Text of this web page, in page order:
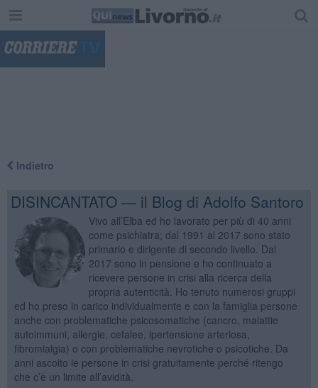
Indietro
DISINCANTATO — il Blog di Adolfo Santoro
Vivo all’Elba ed ho lavorato per più di 40 anni
come psichiatra; dal 1991 al 2017 sono stato
primario e dirigente di secondo livello. Dal
2017 sono in pensione e ho continuato a
ricevere persone in crisi alla ricerca della
propria autenticità. Ho tenuto numerosi gruppi
ed ho preso in carico individualmente e con la famiglia persone
anche con problematiche psicosomatiche (cancro, malattie
autoimmuni, allergie, cefalee, ipertensione arteriosa,
fibromialgia) o con problematiche nevrotiche o psicotiche. Da
anni ascolto le persone in crisi gratuitamente perché ritengo
che c’è un limite all’avidità.